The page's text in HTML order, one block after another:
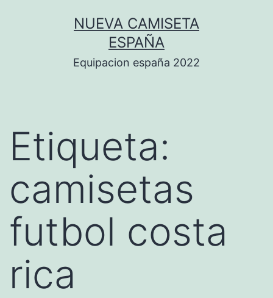
NUEVA CAMISETA
ESPAÑA
Equipacion españa 2022
Etiqueta:
camisetas
futbol costa
rica